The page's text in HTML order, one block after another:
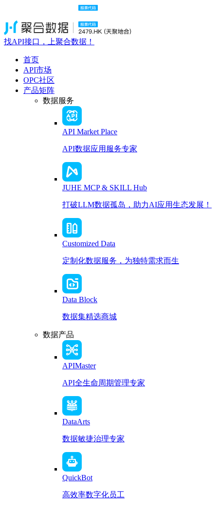
找API接口，上聚合数据！
首页
API市场
OPC社区
产品矩阵
数据服务
API Market Place
API数据应用服务专家
JUHE MCP & SKILL Hub
打破LLM数据孤岛，助力AI应用生态发展！
Customized Data
定制化数据服务，为独特需求而生
Data Block
数据集精选商城
数据产品
APIMaster
API全生命周期管理专家
DataArts
数据敏捷治理专家
QuickBot
高效率数字化员工